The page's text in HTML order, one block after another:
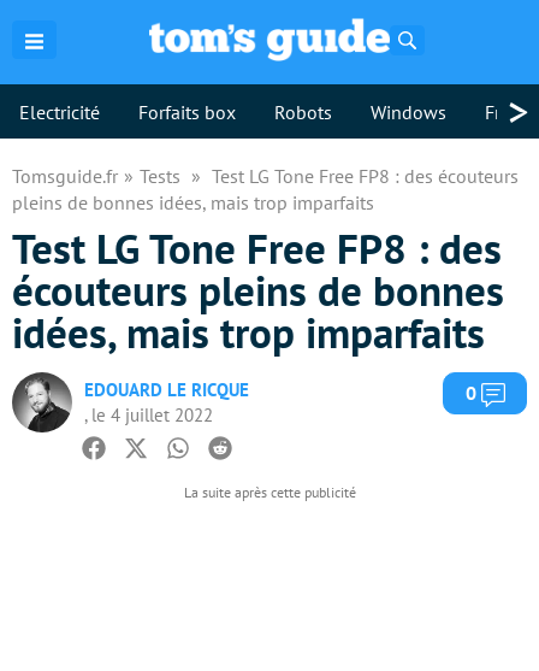
Electricité Forfaits box Robots Windows >
Tomsguide.fr Tests
Test LG Tone Free FP8 : des écouteurs
pleins de bonnes idées, mais trop imparfaits
Test LG Tone Free FP8 : des
écouteurs pleins de bonnes
idées, mais trop imparfaits
EDOUARD LE RICQUE
, le 4 juillet 2022
0
Facebook
TwitterWhatsapp
Reddit